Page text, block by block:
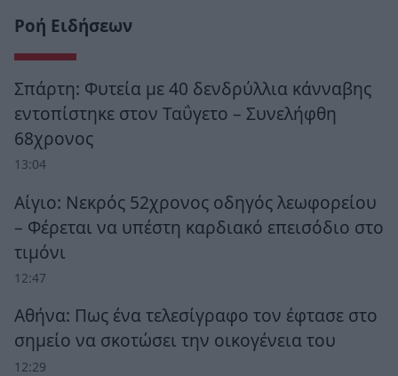
Ροή Ειδήσεων
Σπάρτη: Φυτεία με 40 δενδρύλλια κάνναβης
εντοπίστηκε στον Ταΰγετο – Συνελήφθη
68χρονος
13:04
Αίγιο: Νεκρός 52χρονος οδηγός λεωφορείου
– Φέρεται να υπέστη καρδιακό επεισόδιο στο
τιμόνι
12:47
Αθήνα: Πως ένα τελεσίγραφο τον έφτασε στο
σημείο να σκοτώσει την οικογένεια του
12:29